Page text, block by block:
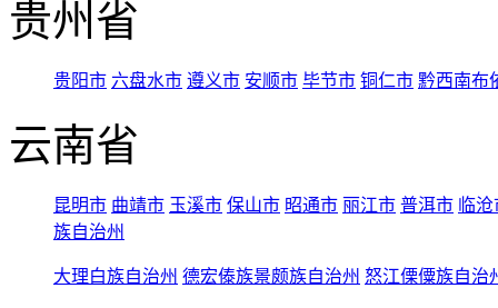
贵州省
贵阳市 六盘水市 遵义市 安顺市 毕节市 铜仁市 黔西南布
云南省
昆明市 曲靖市 玉溪市 保山市 昭通市 丽江市 普洱市 临
族自治州
大理白族自治州 德宏傣族景颇族自治州 怒江傈僳族自治